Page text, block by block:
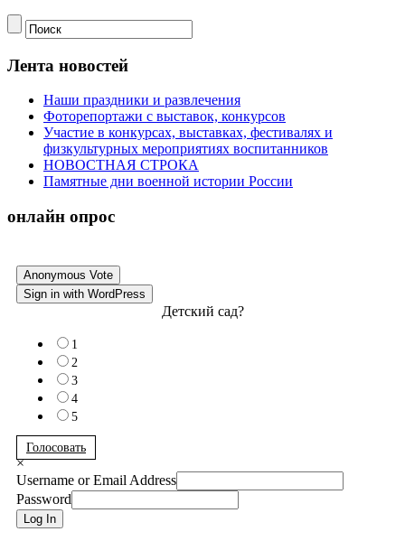
Лента новостей
Наши праздники и развлечения
Фоторепортажи с выставок, конкурсов
Участие в конкурсах, выставках, фестивалях и
физкультурных мероприятиях воспитанников
НОВОСТНАЯ СТРОКА
Памятные дни военной истории России
онлайн опрос
Anonymous Vote
Sign in with WordPress
Детский сад?
1
2
3
4
5
Голосовать
×
Username or Email Address
Password
Log In